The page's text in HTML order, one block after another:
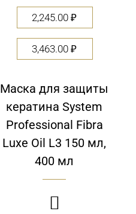
2,245.00₽
3,463.00₽
Маска для защиты
кератина System
Professional Fibra
Luxe Oil L3 150 мл,
400 мл
